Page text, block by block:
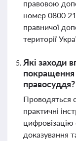
правовою
номер 0800
правничої
території
Які заходи
покращення
правосуддя?
Проводяться
практичні
цифровізацію
доказування